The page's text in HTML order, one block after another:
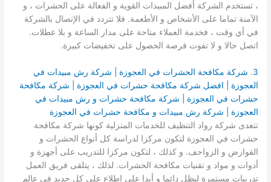
، تستخدم الشركة أفضل المبيدات القوية و الفعالة على الحشرات ، و
الآمنة تماما على الأشخاص و الأطعمة. فلا تتردد في الإتصال بالشركة
في أي وقت ، فخدمة العملاء متاحة على مدار الساعة و بلا عطلات.
اتصل حالا و لا تفوت فرصة الحصول على تخفيضات كبيرة.
3. شركة مكافحة الحشرات في العجوزة | شركة رش مبيدات في
العجوزة | افضل شركة مكافحة حشرات في العجوزة | شركة مكافحة
حشرات في العجوزة | شركة مكافحة حشرات و رش مبيدات في
العجوزة | شركة رش مبيدات و مكافحة حشرات في العجوزة
تتعدى شركة رواد التنظيف للخدمات المنزلية كونها شركة مكافحة
حشرات في العجوزة لتكون مركزا لدراسة كل أنواع الحشرات و
القوارض و الزواحف. و كذلك ، لتكون مركزا للتدريب على أجهزة و
أدوات و مواد و تقنيات مكافحة الحشرات. لذلك ، يتلقى فريق العمل
تدريبات مستمرة ليظل دائما و أبدا على إطلاع على كل جديد في عالم